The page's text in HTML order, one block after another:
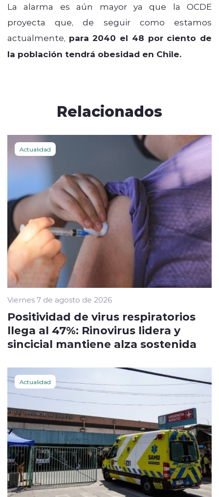
La alarma es aún mayor ya que la OCDE
proyecta que, de seguir como estamos
actualmente, para 2040 el 48 por ciento de
la población tendrá obesidad en Chile.
Relacionados
Actualidad
Viernes 7 de agosto de 2026
Positividad de virus respiratorios
llega al 47%: Rinovirus lidera y
sincicial mantiene alza sostenida
Actualidad